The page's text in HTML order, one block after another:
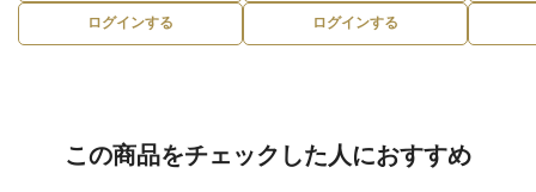
ログインする ログインする
この商品をチェックした人におすすめ